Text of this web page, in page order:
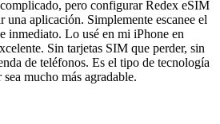
pero configurar Redex eSIM
una aplicación. Simplemente escanee el
inmediato. Lo usé en mi iPhone en
Sin tarjetas SIM que perder, sin
de teléfonos. Es el tipo de tecnología
mucho más agradable.